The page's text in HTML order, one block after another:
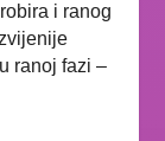
i ranog
ranoj fazi –